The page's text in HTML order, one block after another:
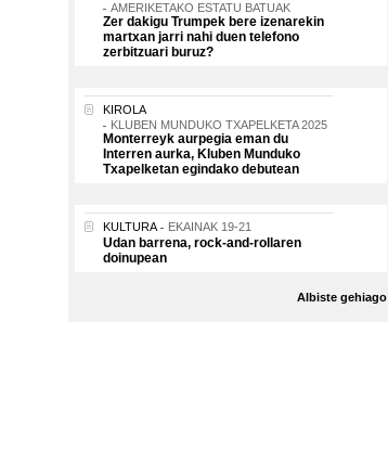
AMERIKETAKO ESTATU BATUAK
Zer dakigu Trumpek bere izenarekin
martxan jarri nahi duen telefono
zerbitzuari buruz?
KIROLA
KLUBEN MUNDUKO TXAPELKETA 2025
Monterreyk aurpegia eman du
Interren aurka, Kluben Munduko
Txapelketan egindako debutean
KULTURA EKAINAK 19-21
Udan barrena, rock-and-rollaren
doinupean
Albiste gehiago